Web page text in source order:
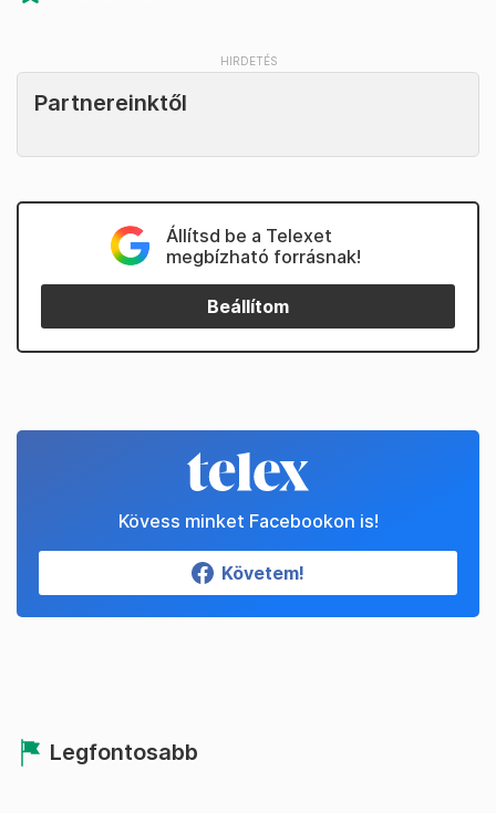
Partnereinktől
Állítsd be a Telexet
megbízható forrásnak!
Beállítom
Kövess minket Facebookon is!
Követem!
Legfontosabb